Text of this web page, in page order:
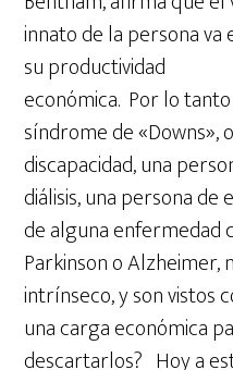
innato de la persona
su productividad
económica. Por lo
síndrome de «Downs»,
discapacidad, una
diálisis, una persona de
de alguna enfermedad
Parkinson o
intrínseco, y son vistos
una carga económica
descartarlos? Hoy a